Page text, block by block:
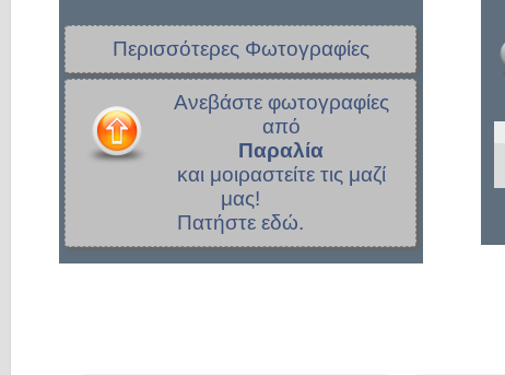
Περισσότερες Φωτογραφίες
Ανεβάστε φωτογραφίες
από
Παραλία
και μοιραστείτε τις μαζί
μας!
Πατήστε εδώ.